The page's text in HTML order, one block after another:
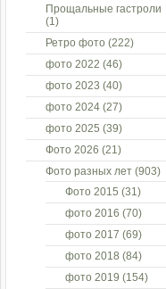
Прощальные гастроли
(1)
Ретро фото (222)
фото 2022 (46)
фото 2023 (40)
фото 2024 (27)
фото 2025 (39)
Фото 2026 (21)
Фото разных лет (903)
Фото 2015 (31)
фото 2016 (70)
фото 2017 (69)
фото 2018 (84)
фото 2019 (154)